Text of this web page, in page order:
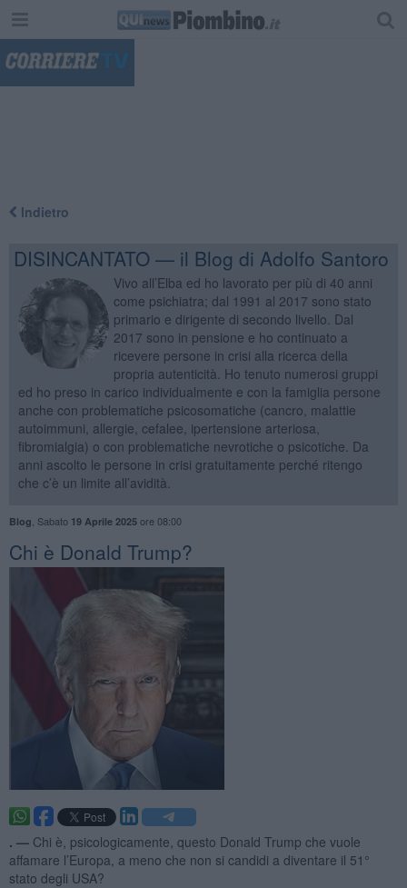
Indietro
DISINCANTATO — il Blog di Adolfo Santoro
Vivo all’Elba ed ho lavorato per più di 40 anni
come psichiatra; dal 1991 al 2017 sono stato
primario e dirigente di secondo livello. Dal
2017 sono in pensione e ho continuato a
ricevere persone in crisi alla ricerca della
propria autenticità. Ho tenuto numerosi gruppi
ed ho preso in carico individualmente e con la famiglia persone
anche con problematiche psicosomatiche (cancro, malattie
autoimmuni, allergie, cefalee, ipertensione arteriosa,
fibromialgia) o con problematiche nevrotiche o psicotiche. Da
anni ascolto le persone in crisi gratuitamente perché ritengo
che c’è un limite all’avidità.
Blog Sabato 19 Aprile 2025ore 08:00
​Chi è Donald Trump?
. — Chi è, psicologicamente, questo Donald Trump che vuole
affamare l’Europa, a meno che non si candidi a diventare il 51°
stato degli USA?